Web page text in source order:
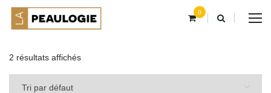
0
2 résultats affichés